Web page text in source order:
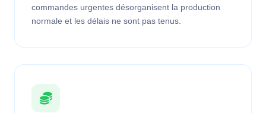
commandes urgentes désorganisent la production
normale et les délais ne sont pas tenus.